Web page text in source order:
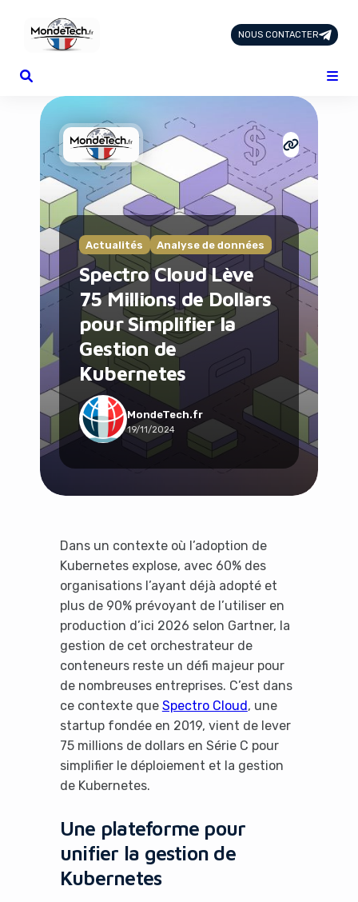
NOUS CONTACTER
Actualités Analyse de données
Spectro Cloud Lève
75 Millions de Dollars
pour Simplifier la
Gestion de
Kubernetes
MondeTech.fr
19/11/2024
Dans un contexte où l’adoption de
Kubernetes explose, avec 60% des
organisations l’ayant déjà adopté et
plus de 90% prévoyant de l’utiliser en
production d’ici 2026 selon Gartner, la
gestion de cet orchestrateur de
conteneurs reste un défi majeur pour
de nombreuses entreprises. C’est dans
ce contexte que Spectro Cloud, une
startup fondée en 2019, vient de lever
75 millions de dollars en Série C pour
simplifier le déploiement et la gestion
de Kubernetes.
Une plateforme pour
unifier la gestion de
Kubernetes
Catégories
Add-ons
Design & Créativité
E-commerce
Famille
Finance
Intelligence Artificielle
Lifestyle
Marketing & Ventes
Plateformes
Produits physiques
Santé et Forme
Social & Communauté
Tech & Développement
Travail & Productivité
Voyage